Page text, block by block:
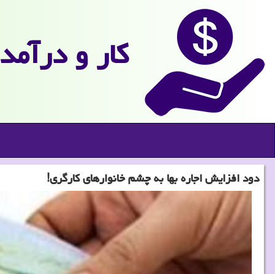
كار و درآمد
دود افزایش اجاره بها به چشم خانوارهای كارگری!